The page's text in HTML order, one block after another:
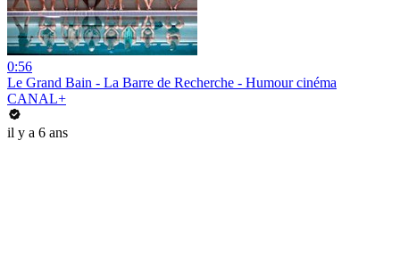
0:56
Le Grand Bain - La Barre de Recherche - Humour cinéma
CANAL+
il y a 6 ans